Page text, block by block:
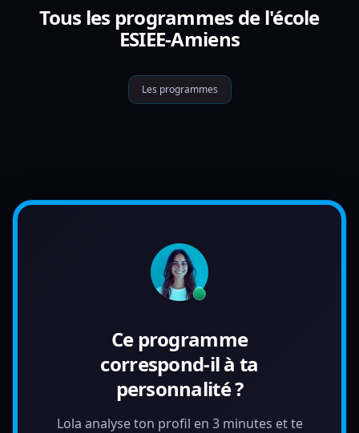
Tous les programmes de l'école
ESIEE-Amiens
Les programmes
Ce programme
correspond-il à ta
personnalité ?
Lola analyse ton profil en 3 minutes et te